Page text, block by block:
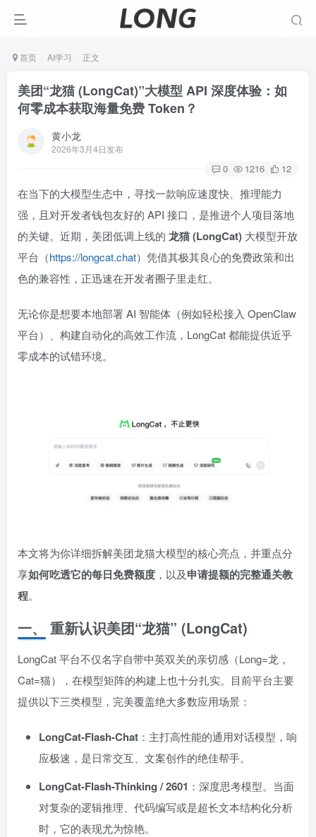
首页 AI学习 正文
美团“龙猫 (LongCat)”大模型 API 深度体验：如
何零成本获取海量免费 Token？
黄小龙
2026年3月4日发布
0 1216 12
在当下的大模型生态中，寻找一款响应速度快、推理能力
强，且对开发者钱包友好的 API 接口，是推进个人项目落地
的关键。近期，美团低调上线的 龙猫 (LongCat) 大模型开放
平台（https://longcat.chat）凭借其极其良心的免费政策和出
色的兼容性，正迅速在开发者圈子里走红。
无论你是想要本地部署 AI 智能体（例如轻松接入 OpenClaw
平台）、构建自动化的高效工作流，LongCat 都能提供近乎
零成本的试错环境。
本文将为你详细拆解美团龙猫大模型的核心亮点，并重点分
享如何吃透它的每日免费额度 ，以及申请提额的完整通关教
程。
一、 重新认识美团“龙猫” (LongCat)
LongCat 平台不仅名字自带中英双关的亲切感（Long=龙，
Cat=猫），在模型矩阵的构建上也十分扎实。目前平台主要
提供以下三类模型，完美覆盖绝大多数应用场景：
LongCat-Flash-Chat ：主打高性能的通用对话模型，响
应极速，是日常交互、文案创作的绝佳帮手。
LongCat-Flash-Thinking / 2601 ：深度思考模型。当面
对复杂的逻辑推理、代码编写或是超长文本结构化分析
时，它的表现尤为惊艳。